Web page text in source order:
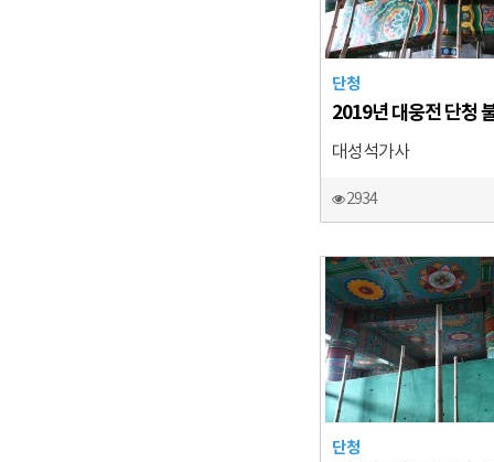
단청
2019년 대웅전 단청
대성석가사
2934
단청